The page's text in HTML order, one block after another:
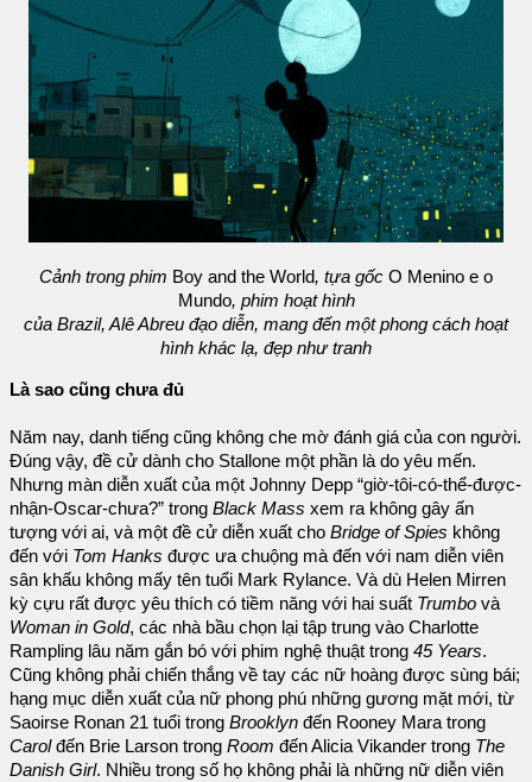
Cảnh trong phim Boy and the World, tựa gốc O Menino e o
Mundo, phim hoạt hình
của Brazil, Alê Abreu đạo diễn, mang đến một phong cách hoạt
hình khác lạ, đẹp như tranh
Là sao cũng chưa đủ
Năm nay, danh tiếng cũng không che mờ đánh giá của con người.
Đúng vậy, đề cử dành cho Stallone một phần là do yêu mến.
Nhưng màn diễn xuất của một Johnny Depp “giờ-tôi-có-thể-được-
nhận-Oscar-chưa?” trong Black Mass xem ra không gây ấn
tượng với ai, và một đề cử diễn xuất cho Bridge of Spies không
đến với Tom Hanks được ưa chuộng mà đến với nam diễn viên
sân khấu không mấy tên tuổi Mark Rylance. Và dù Helen Mirren
kỳ cựu rất được yêu thích có tiềm năng với hai suất Trumbo và
Woman in Gold, các nhà bầu chọn lại tập trung vào Charlotte
Rampling lâu năm gắn bó với phim nghệ thuật trong 45 Years.
Cũng không phải chiến thắng về tay các nữ hoàng được sùng bái;
hạng mục diễn xuất của nữ phong phú những gương mặt mới, từ
Saoirse Ronan 21 tuổi trong Brooklyn đến Rooney Mara trong
Carolđến Brie Larson trong Room đến Alicia Vikander trong The
Danish Girl. Nhiều trong số họ không phải là những nữ diễn viên